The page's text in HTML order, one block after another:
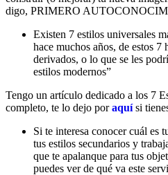
digo, PRIMERO
Existen 7 estilos universales
hace muchos años, de estos
derivados, o lo que se les
estilos modernos”
Tengo un artículo dedicado a los 7
completo, te lo dejo por aquí si
Si te interesa conocer cuál es
tus estilos secundarios y
que te apalanque para tus
puedes ver de qué va este